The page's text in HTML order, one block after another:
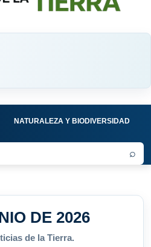
NATURALEZA Y BIODIVERSIDAD
⌕
DE 2026
de la Tierra.